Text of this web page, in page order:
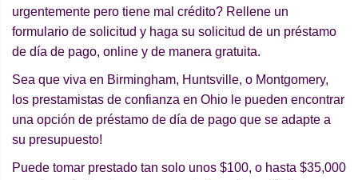
urgentemente pero tiene mal crédito? Rellene un
formulario de solicitud y haga su solicitud de un préstamo
de día de pago, online y de manera gratuita.
Sea que viva en Birmingham, Huntsville, o Montgomery,
los prestamistas de confianza en Ohio le pueden encontrar
una opción de préstamo de día de pago que se adapte a
su presupuesto!
Puede tomar prestado tan solo unos $100, o hasta $35,000